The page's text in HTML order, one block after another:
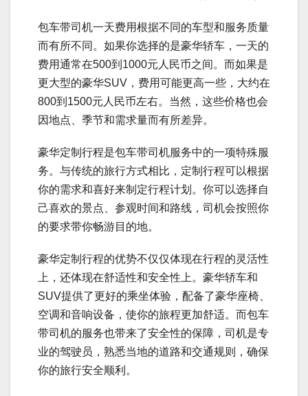
包车带司机一天费用根据不同的车型和服务质量
而有所不同。如果你选择的是豪华轿车，一天的
费用通常在500到1000元人民币之间。而如果是
更大型的豪华SUV，费用可能更高一些，大约在
800到1500元人民币左右。当然，这些价格也会
因地点、季节和需求量而有所差异。
豪华定制行程是包车带司机服务中的一项特殊服
务。与传统的旅行方式相比，定制行程可以根据
你的需求和喜好来制定行程计划。你可以选择自
己喜欢的景点、参观时间和路线，司机会按照你
的要求带你畅游目的地。
豪华定制行程的优势不仅仅体现在行程的灵活性
上，还体现在舒适性和安全性上。豪华轿车和
SUV提供了更好的乘坐体验，配备了豪华座椅、
空调和音响设备，使你的旅程更加舒适。而包车
带司机的服务也带来了安全性的保障，司机是专
业的驾驶员，熟悉当地的道路和交通规则，确保
你的旅行安全顺利。